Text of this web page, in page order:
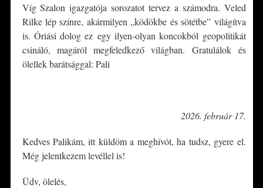
Víg Szalon igazgatója sorozatot tervez a számodra. Veled
Rilke lép színre, akármilyen „ködökbe és sötétbe” világítva
is. Óriási dolog ez egy ilyen-olyan koncokból geopolitikát
csináló, magáról megfeledkező világban. Gratulálok és
ölellek barátsággal: Pali
2026. február 17.
Kedves Palikám, itt küldöm a meghívót, ha tudsz, gyere el.
Még jelentkezem levéllel is!
Üdv, ölelés,